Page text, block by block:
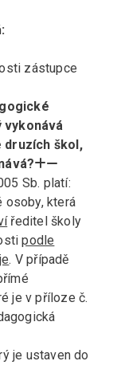
zástupce
druzích škol,
Sb. platí:
osoby, která
ředitel školy
podle
. V případě
je v příloze č.
je ustaven do